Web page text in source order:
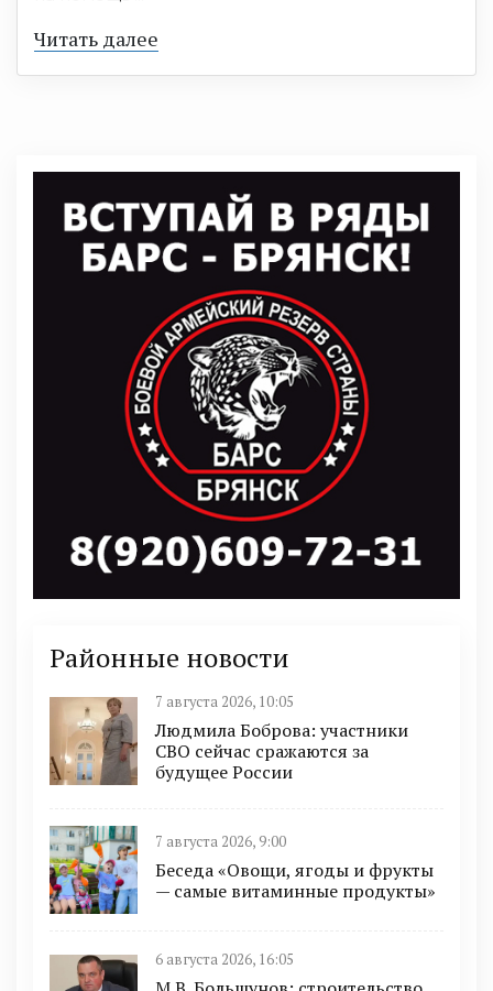
Читать далее
Районные новости
7 августа 2026, 10:05
Людмила Боброва: участники
СВО сейчас сражаются за
будущее России
7 августа 2026, 9:00
Беседа «Овощи, ягоды и фрукты
— самые витаминные продукты»
6 августа 2026, 16:05